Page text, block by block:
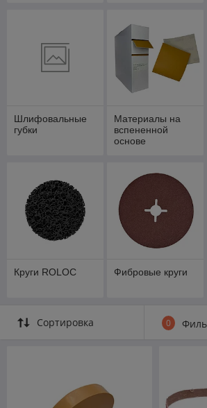
Шлифовальные
губки
Материалы на
вспененной
основе
Круги ROLOC Фибровые круги
Сортировка 0